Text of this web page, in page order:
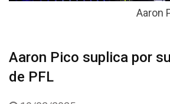
Aaron
Aaron Pico suplica por
de PFL